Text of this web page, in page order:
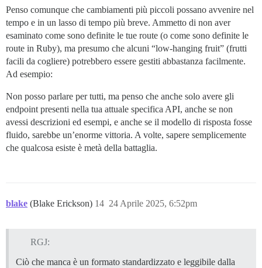
Penso comunque che cambiamenti più piccoli possano avvenire nel
tempo e in un lasso di tempo più breve. Ammetto di non aver
esaminato come sono definite le tue route (o come sono definite le
route in Ruby), ma presumo che alcuni “low-hanging fruit” (frutti
facili da cogliere) potrebbero essere gestiti abbastanza facilmente.
Ad esempio:
Non posso parlare per tutti, ma penso che anche solo avere gli
endpoint presenti nella tua attuale specifica API, anche se non
avessi descrizioni ed esempi, e anche se il modello di risposta fosse
fluido, sarebbe un’enorme vittoria. A volte, sapere semplicemente
che qualcosa esiste è metà della battaglia.
blake (Blake Erickson) 24 Aprile 2025, 6:52pm
14
RGJ:
Ciò che manca è un formato standardizzato e leggibile dalla